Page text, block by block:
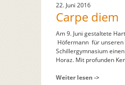
22. Juni 2016
Carpe diem
Am 9. Juni gestaltete
Höfermann für unseren
Schillergymnasium
Horaz. Mit profunden
Weiter lesen ->